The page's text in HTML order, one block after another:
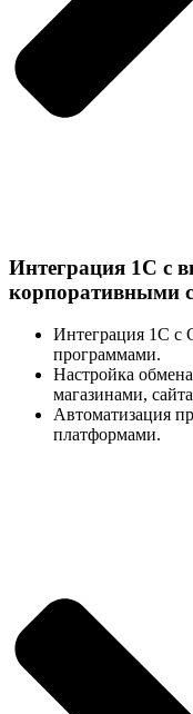
Интеграция 1С с
корпоративными
Интеграция 1С с
программами.
Настройка
магазинами,
Автоматизация
платформами.